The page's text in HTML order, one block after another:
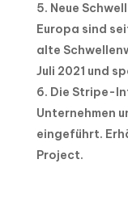
Neue
Europa sind
alte
Juli 2021 und
Die Stripe-
Unternehmen
eingeführt.
Project.